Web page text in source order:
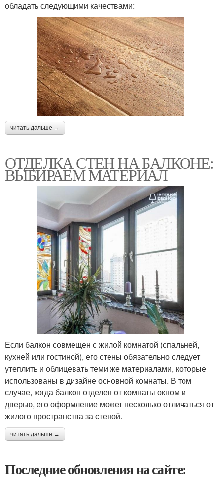
обладать следующими качествами:
читать дальше →
ОТДЕЛКА СТЕН НА БАЛКОНЕ:
ВЫБИРАЕМ МАТЕРИАЛ
Если балкон совмещен с жилой комнатой (спальней,
кухней или гостиной), его стены обязательно следует
утеплить и облицевать теми же материалами, которые
использованы в дизайне основной комнаты. В том
случае, когда балкон отделен от комнаты окном и
дверью, его оформление может несколько отличаться от
жилого пространства за стеной.
читать дальше →
Последние обновления на сайте: